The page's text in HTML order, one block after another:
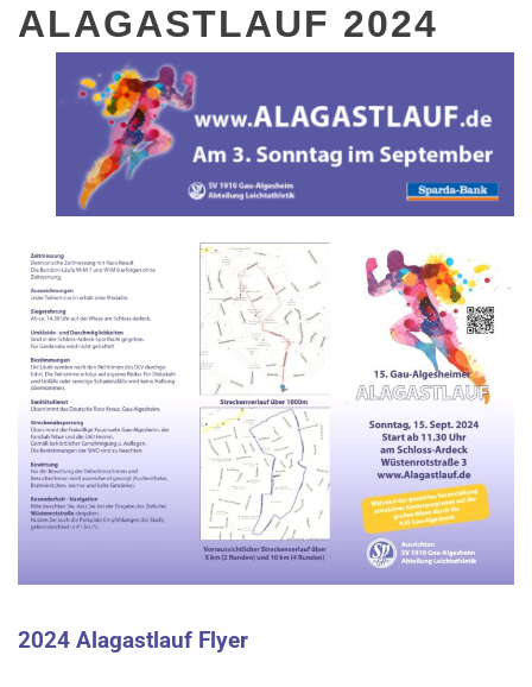
ALAGASTLAUF 2024
2024 Alagastlauf Flyer